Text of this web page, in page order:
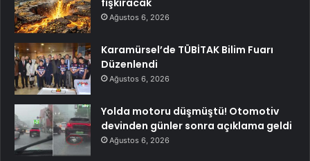
Ağustos 6, 2026
Karamürsel’de TÜBİTAK Bilim Fuarı
Düzenlendi
Ağustos 6, 2026
Yolda motoru düşmüştü! Otomotiv
devinden günler sonra açıklama geldi
Ağustos 6, 2026